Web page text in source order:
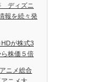
ディズニ
報を続々発
が株式3
株価５倍
ニメ総合